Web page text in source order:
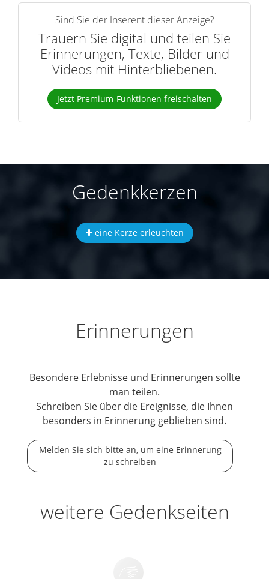
Sind Sie der Inserent dieser Anzeige?
Trauern Sie digital und teilen Sie
Erinnerungen, Texte, Bilder und
Videos mit Hinterbliebenen.
Jetzt Premium-Funktionen freischalten
Gedenkkerzen
eine Kerze erleuchten
Erinnerungen
Besondere Erlebnisse und Erinnerungen sollte
man teilen.
Schreiben Sie über die Ereignisse, die Ihnen
besonders in Erinnerung geblieben sind.
Melden Sie sich bitte an, um eine Erinnerung
zu schreiben
weitere Gedenkseiten